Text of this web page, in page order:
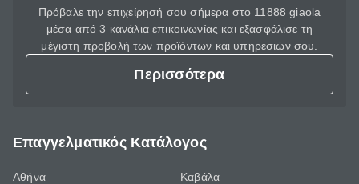
Πρόβαλε την επιχείρησή σου σήμερα στο 11888 giaola
μέσα από 3 κανάλια επικοινωνίας και εξασφάλισε τη
μέγιστη προβολή των προϊόντων και υπηρεσιών σου.
Περισσότερα
Επαγγελματικός Κατάλογος
Αθήνα
Καβάλα